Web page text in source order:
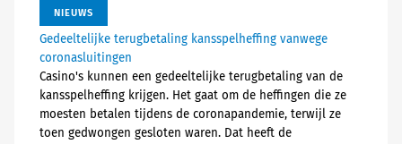
NIEUWS
Gedeeltelijke terugbetaling kansspelheffing vanwege
coronasluitingen
Casino's kunnen een gedeeltelijke terugbetaling van de
kansspelheffing krijgen. Het gaat om de heffingen die ze
moesten betalen tijdens de coronapandemie, terwijl ze
toen gedwongen gesloten waren. Dat heeft de